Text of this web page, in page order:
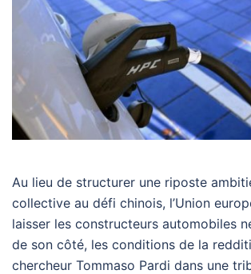
Au lieu de structurer une riposte
collective au défi chinois, l’Union
laisser les constructeurs automobiles
de son côté, les conditions de la
chercheur Tommaso Pardi dans une